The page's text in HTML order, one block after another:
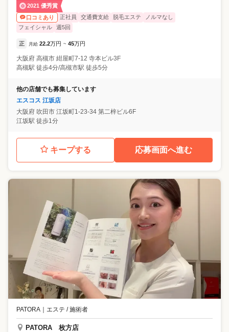
2021 優秀賞
口コミあり
正社員 交通費支給 脱毛エステ
ノルマなし
フェイシャル
週5回
正 月給 22.2万円 ~ 45万円
大阪府 高槻市 紺屋町7-12 寺本ビル3F
高槻駅 徒歩4分/高槻市駅 徒歩5分
他の店舗でも募集しています
エスコス 江坂店
大阪府 吹田市 江坂町1-23-34 第二梓ビル6F
江坂駅 徒歩1分
キープする 応募画面へ進む
PATORA エステ / 施術者
PATORA 枚方店